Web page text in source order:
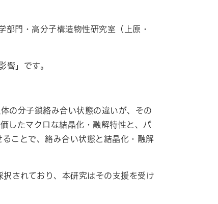
部門・高分子構造物性研究室（上原・
響」です。
の分子鎖絡み合い状態の違いが、その
したマクロな結晶化・融解特性と、パ
ことで、絡み合い状態と結晶化・融解
されており、本研究はその支援を受け